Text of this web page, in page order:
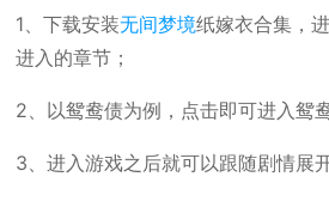
1、下载安装无间梦境纸嫁衣合集，
进入的章节；
2、以鸳鸯债为例，点击即可进入鸳
3、进入游戏之后就可以跟随剧情展